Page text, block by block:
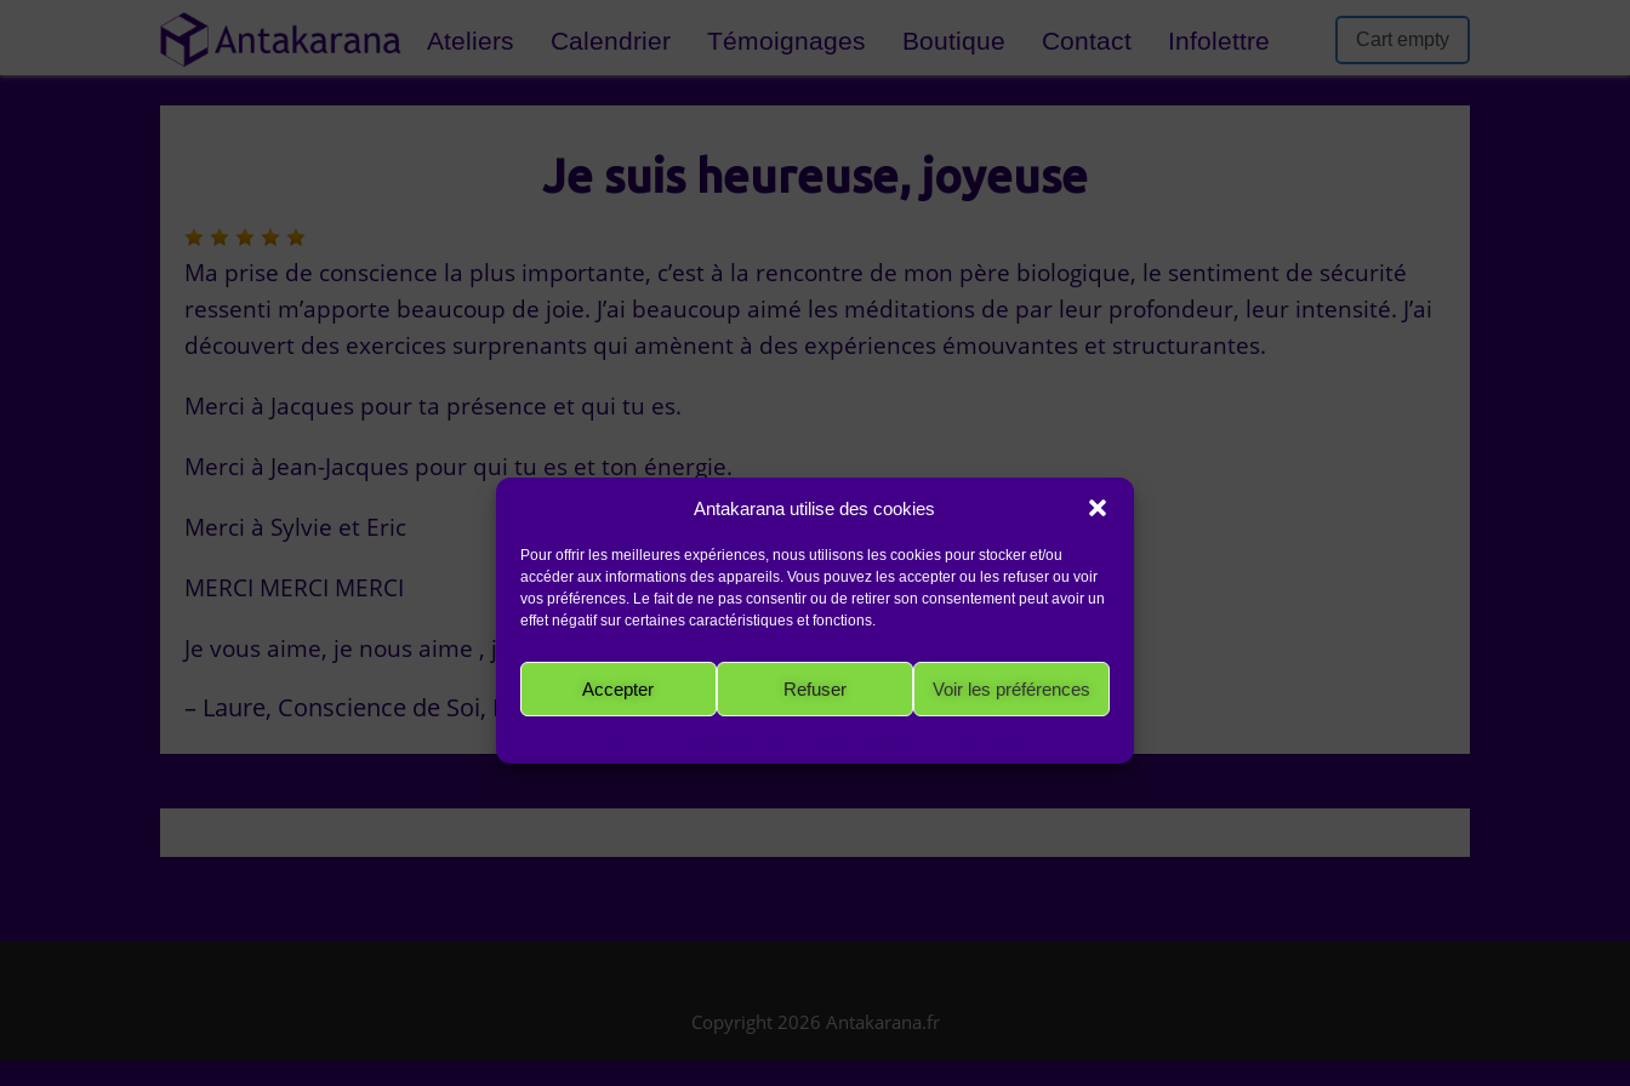
Antakarana utilise des cookies
Pour offrir les meilleures expériences, nous utilisons les cookies pour stocker et/ou
accéder aux informations des appareils. Vous pouvez les accepter ou les refuser ou voir
vos préférences. Le fait de ne pas consentir ou de retirer son consentement peut avoir un
effet négatif sur certaines caractéristiques et fonctions.
Accepter Refuser Voir les préférences
Ateliers Calendrier Témoignages Boutique Contact Infolettre Cart empty
Je suis heureuse, joyeuse
Ma prise de conscience la plus importante, c’est à la rencontre de mon père biologique, le sentiment de sécurité
ressenti m’apporte beaucoup de joie. J’ai beaucoup aimé les méditations de par leur profondeur, leur intensité. J’ai
découvert des exercices surprenants qui amènent à des expériences émouvantes et structurantes.
Merci à Jacques pour ta présence et qui tu es.
Merci à Jean-Jacques pour qui tu es et ton énergie.
Merci à Sylvie et Eric
MERCI MERCI MERCI
Je vous aime, je nous aime , je t’aime.
Laure Conscience de Soi Montlaur
Copyright 2026 Antakarana.fr